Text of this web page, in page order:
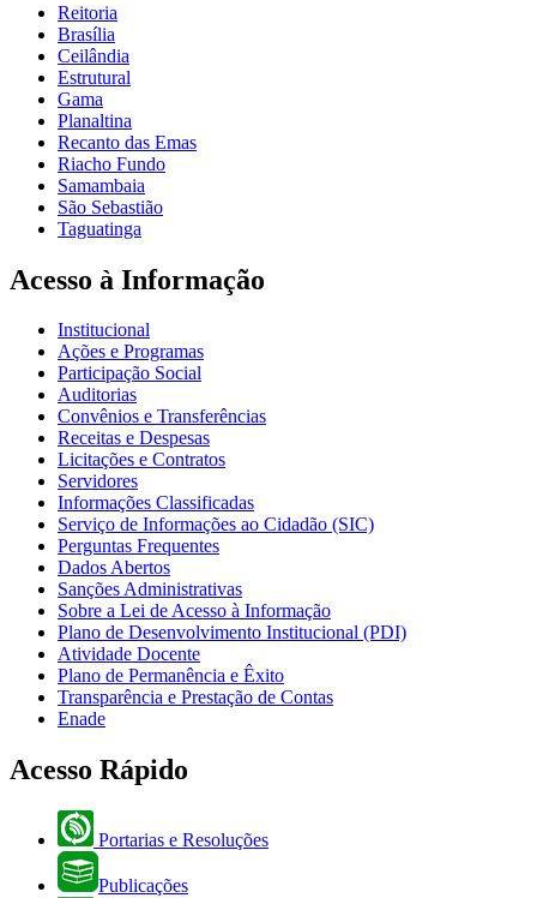
Reitoria
Brasília
Ceilândia
Estrutural
Gama
Planaltina
Recanto das Emas
Riacho Fundo
Samambaia
São Sebastião
Taguatinga
Acesso à Informação
Institucional
Ações e Programas
Participação Social
Auditorias
Convênios e Transferências
Receitas e Despesas
Licitações e Contratos
Servidores
Informações Classificadas
Serviço de Informações ao Cidadão (SIC)
Perguntas Frequentes
Dados Abertos
Sanções Administrativas
Sobre a Lei de Acesso à Informação
Plano de Desenvolvimento Institucional (PDI)
Atividade Docente
Plano de Permanência e Êxito
Transparência e Prestação de Contas
Enade
Acesso Rápido
Portarias e Resoluções
Publicações